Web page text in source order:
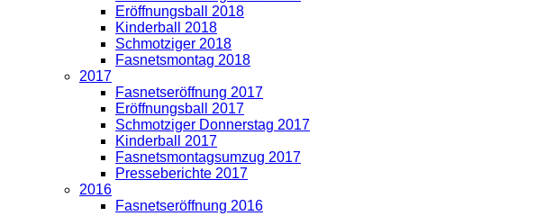
Eröffnungsball 2018
Kinderball 2018
Schmotziger 2018
Fasnetsmontag 2018
2017
Fasnetseröffnung 2017
Eröffnungsball 2017
Schmotziger Donnerstag 2017
Kinderball 2017
Fasnetsmontagsumzug 2017
Presseberichte 2017
2016
Fasnetseröffnung 2016